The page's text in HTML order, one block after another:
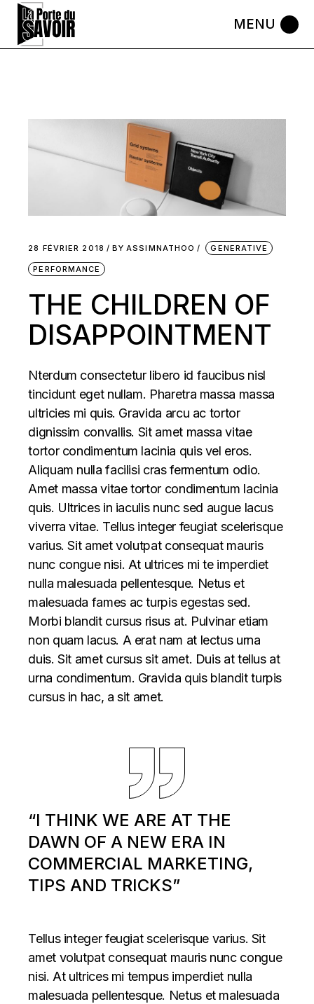
Skip
content
28 FÉVRIER 2018 BY ASSIMNATHOO GENERATIVE
PERFORMANCE
THE CHILDREN OF
DISAPPOINTMENT
Nterdum consectetur libero id faucibus nisl
tincidunt eget nullam. Pharetra massa massa
ultricies mi quis. Gravida arcu ac tortor
dignissim convallis. Sit amet massa vitae
tortor condimentum lacinia quis vel eros.
Aliquam nulla facilisi cras fermentum odio.
Amet massa vitae tortor condimentum lacinia
quis. Ultrices in iaculis nunc sed augue lacus
viverra vitae. Tellus integer feugiat scelerisque
varius. Sit amet volutpat consequat mauris
nunc congue nisi. At ultrices mi te imperdiet
nulla malesuada pellentesque. Netus et
malesuada fames ac turpis egestas sed.
Morbi blandit cursus risus at. Pulvinar etiam
non quam lacus. A erat nam at lectus urna
duis. Sit amet cursus sit amet. Duis at tellus at
urna condimentum. Gravida quis blandit turpis
cursus in hac, a sit amet.
“I THINK WE ARE AT THE
DAWN OF A NEW ERA IN
COMMERCIAL MARKETING,
TIPS AND TRICKS”
Tellus integer feugiat scelerisque varius. Sit
amet volutpat consequat mauris nunc congue
nisi. At ultrices mi tempus imperdiet nulla
malesuada pellentesque. Netus et malesuada